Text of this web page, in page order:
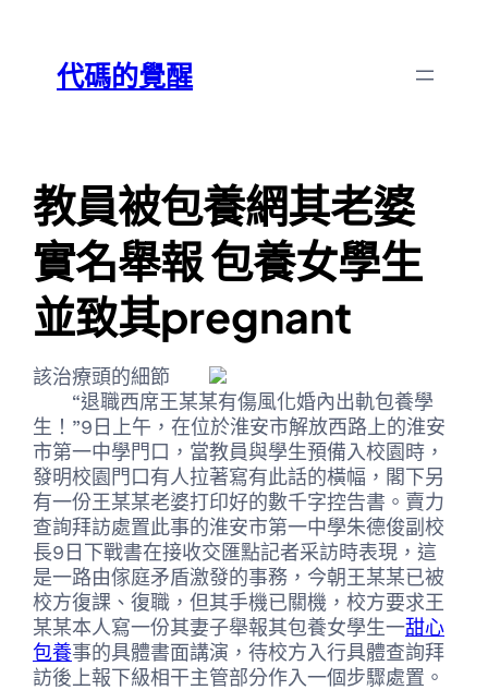
content代碼的覺醒
教員被包養網其老婆
實名舉報 包養女學生
並致其pregnant
該治療頭的細節
“退職西席王某某有傷風化婚內出軌包養學
生！”9日上午，在位於淮安市解放西路上的淮安
市第一中學門口，當教員與學生預備入校園時，
發明校園門口有人拉著寫有此話的橫幅，閣下另
有一份王某某老婆打印好的數千字控告書。賣力
查詢拜訪處置此事的淮安市第一中學朱德俊副校
長9日下戰書在接收交匯點記者采訪時表現，這
是一路由傢庭矛盾激發的事務，今朝王某某已被
校方復課、復職，但其手機已關機，校方要求王
某某本人寫一份其妻子舉報其包養女學生一甜心
包養事的具體書面講演，待校方入行具體查詢拜
訪後上報下級相干主管部分作入一個步驟處置。